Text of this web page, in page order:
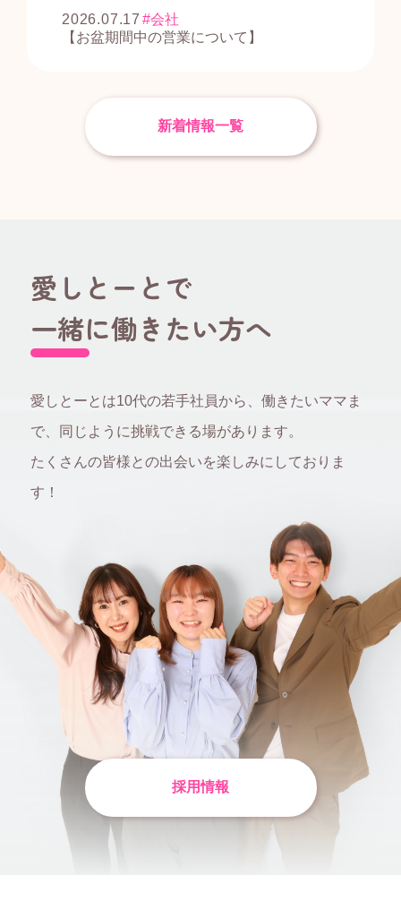
【お盆期間中の営業について】
2026.07.17 会社
新着情報一覧
愛しとーとで
一緒に働きたい方へ
愛しとーとは10代の若手社員から、働きたいママま
で、 同じように挑戦できる場があります。
たくさんの皆様との出会いを楽しみにしておりま
す！
採用情報